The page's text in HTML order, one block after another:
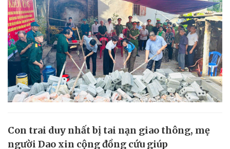
Con trai duy nhất bị tai nạn giao thông, mẹ
người Dao xin cộng đồng cứu giúp